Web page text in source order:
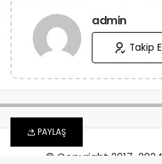
PAYLAŞ
admin
Takip
© Copyright 2017-2024,